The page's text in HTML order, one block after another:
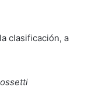
clasificación, a